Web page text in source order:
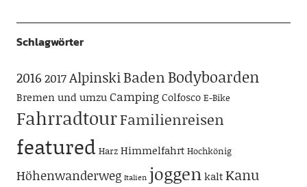
Schlagwörter
2016 2017AlpinskiBaden Bodyboarden
Bremen und umzuCampingColfosco E-Bike
FahrradtourFamilienreisen
featured Harz Himmelfahrt Hochkönig
Höhenwanderweg Italien joggenkaltKanu